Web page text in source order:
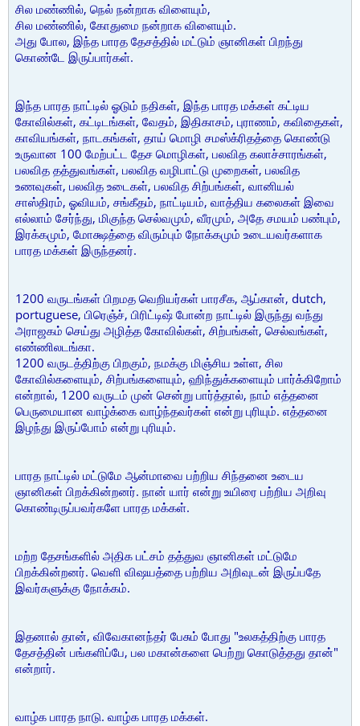
சில மண்ணில், நெல் நன்றாக விளையும்,
சில மண்ணில், கோதுமை நன்றாக விளையும்.
அது போல, இந்த பாரத தேசத்தில் மட்டும் ஞானிகள் பிறந்து
கொண்டே இருப்பார்கள்.
இந்த பாரத நாட்டில் ஓடும் நதிகள், இந்த பாரத மக்கள் கட்டிய
கோவில்கள், கட்டிடங்கள், வேதம், இதிகாசம், புராணம், கவிதைகள்,
காவியங்கள், நாடகங்கள், தாய் மொழி சமஸ்க்ரிதத்தை கொண்டு
உருவான 100 மேற்பட்ட தேச மொழிகள், பலவித கலாச்சாரங்கள்,
பலவித தத்துவங்கள், பலவித வழிபாட்டு முறைகள், பலவித
உணவுகள், பலவித உடைகள், பலவித சிற்பங்கள், வானியல்
சாஸ்திரம், ஓவியம், சங்கீதம், நாட்டியம், வாத்திய கலைகள் இவை
எல்லாம் சேர்ந்து, மிகுந்த செல்வமும், வீரமும், அதே சமயம் பண்பும்,
இரக்கமும், மோக்ஷத்தை விரும்பும் நோக்கமும் உடையவர்களாக
பாரத மக்கள் இருந்தனர்.
1200 வருடங்கள் பிறமத வெறியர்கள் பாரசீக, ஆப்கான், dutch,
portuguese, பிரெஞ்ச், பிரிட்டிஷ் போன்ற நாட்டில் இருந்து வந்து
அராஜகம் செய்து அழித்த கோவில்கள், சிற்பங்கள், செல்வங்கள்,
எண்ணிலடங்கா.
1200 வருடத்திற்கு பிறகும், நமக்கு மிஞ்சிய உள்ள, சில
கோவில்களையும், சிற்பங்களையும், ஹிந்துக்களையும் பார்க்கிறோம்
என்றால், 1200 வருடம் முன் சென்று பார்த்தால், நாம் எத்தனை
பெருமையான வாழ்க்கை வாழ்ந்தவர்கள் என்று புரியும். எத்தனை
இழந்து இருப்போம் என்று புரியும்.
பாரத நாட்டில் மட்டுமே ஆன்மாவை பற்றிய சிந்தனை உடைய
ஞானிகள் பிறக்கின்றனர். நான் யார் என்று உயிரை பற்றிய அறிவு
கொண்டிருப்பவர்களே பாரத மக்கள்.
மற்ற தேசங்களில் அதிக பட்சம் தத்துவ ஞானிகள் மட்டுமே
பிறக்கின்றனர். வெளி விஷயத்தை பற்றிய அறிவுடன் இருப்பதே
இவர்களுக்கு நோக்கம்.
இதனால் தான், விவேகானந்தர் பேசும் போது "உலகத்திற்கு பாரத
தேசத்தின் பங்களிப்பே, பல மகான்களை பெற்று கொடுத்தது தான்"
என்றார்.
வாழ்க பாரத நாடு. வாழ்க பாரத மக்கள்.